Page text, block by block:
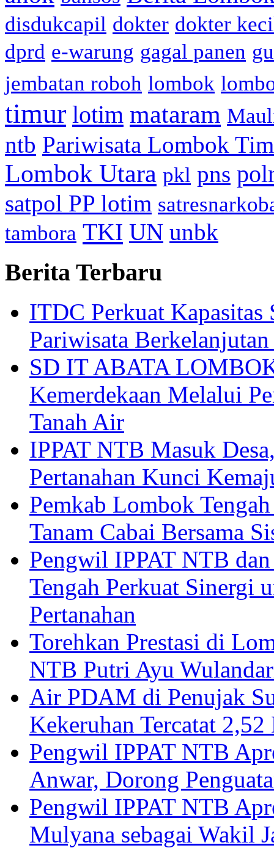
disdukcapil dokter dokter
dprd e-warung gagal panen
jembatan roboh lombok
timur lotim mataram
ntb Pariwisata Lombok
Lombok Utara pkl pns
satpol PP lotim
tambora TKI UN unbk
Berita Terbaru
ITDC Perkuat
Pariwisata
SD IT ABATA
Kemerdekaan Melalui
Tanah Air
IPPAT NTB Masuk
Pertanahan Kunci
Pemkab Lombok
Tanam Cabai Bersama
Pengwil IPPAT NTB
Tengah Perkuat Sinergi
Pertanahan
Torehkan Prestasi di
NTB Putri Ayu
Air PDAM di Penujak
Kekeruhan Tercatat
Pengwil IPPAT NTB
Anwar, Dorong
Pengwil IPPAT NTB
Mulyana sebagai Wakil